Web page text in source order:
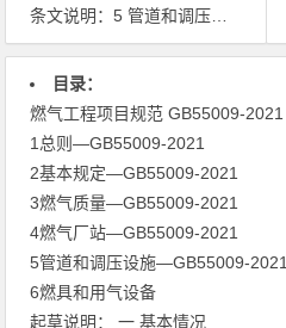
条文说明：5 管道和调压设施
目录：
燃气工程项目规范 GB55009-2021
1总则—GB55009-2021
2基本规定—GB55009-2021
3燃气质量—GB55009-2021
4燃气厂站—GB55009-2021
5管道和调压设施—GB55009-2021
6燃具和用气设备
起草说明： 一 基本情况